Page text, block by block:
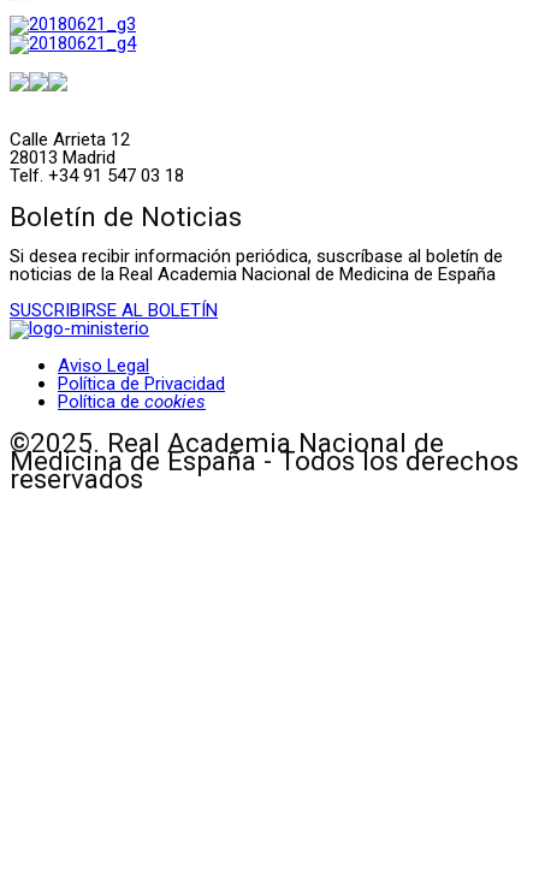
Calle Arrieta 12
28013 Madrid
Telf. +34 91 547 03 18
Boletín de Noticias
Si desea recibir información periódica, suscríbase al boletín de
noticias de la Real Academia Nacional de Medicina de España
SUSCRIBIRSE AL BOLETÍN
Aviso Legal
Política de Privacidad
Política de cookies
©2025. Real Academia Nacional de
Medicina de España - Todos los derechos
reservados